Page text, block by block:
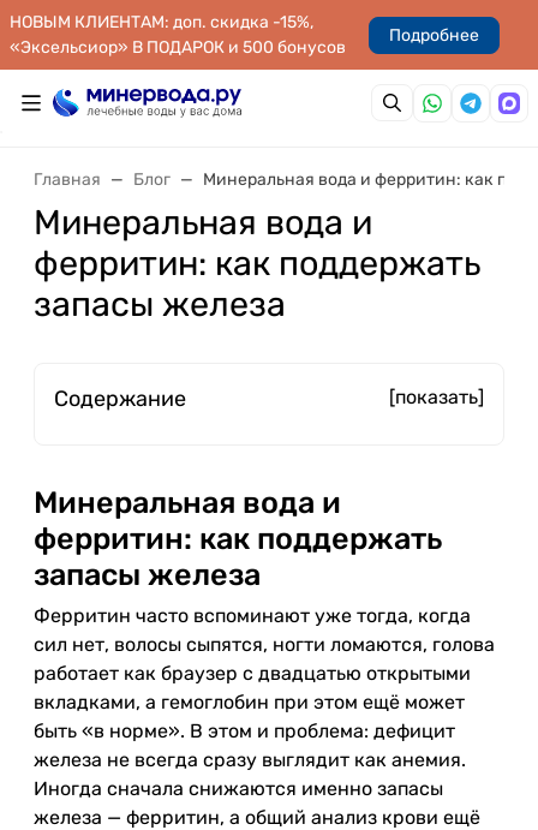
НОВЫМ КЛИЕНТАМ: доп. скидка -15%,
«Эксельсиор» В ПОДАРОК и 500 бонусов
Подробнее
Главная Блог Минеральная вода и ферритин: как
Минеральная вода и
ферритин: как поддержать
запасы железа
Содержание [показать]
Минеральная вода и
ферритин: как поддержать
запасы железа
Ферритин часто вспоминают уже тогда, когда
сил нет, волосы сыпятся, ногти ломаются, голова
работает как браузер с двадцатью открытыми
вкладками, а гемоглобин при этом ещё может
быть «в норме». В этом и проблема: дефицит
железа не всегда сразу выглядит как анемия.
Иногда сначала снижаются именно запасы
железа — ферритин, а общий анализ крови ещё